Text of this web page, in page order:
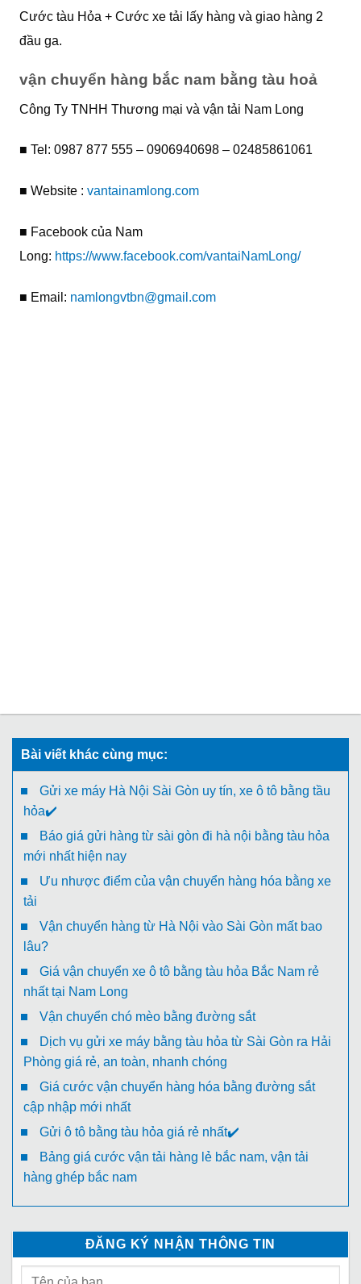
Cước tàu Hỏa + Cước xe tải lấy hàng và giao hàng 2
đầu ga.
vận chuyển hàng bắc nam bằng tàu hoả
Công Ty TNHH Thương mại và vận tải Nam Long
■ Tel: 0987 877 555 – 0906940698 – 02485861061
■ Website : vantainamlong.com
■ Facebook của Nam
Long: https://www.facebook.com/vantaiNamLong/
■ Email: namlongvtbn@gmail.com
Bài viết khác cùng mục:
Gửi xe máy Hà Nội Sài Gòn uy tín, xe ô tô bằng tầu
hỏa✔️
Báo giá gửi hàng từ sài gòn đi hà nội bằng tàu hỏa
mới nhất hiện nay
Ưu nhược điểm của vận chuyển hàng hóa bằng xe
tải
Vận chuyển hàng từ Hà Nội vào Sài Gòn mất bao
lâu?
Giá vận chuyển xe ô tô bằng tàu hỏa Bắc Nam rẻ
nhất tại Nam Long
Vận chuyển chó mèo bằng đường sắt
Dịch vụ gửi xe máy bằng tàu hỏa từ Sài Gòn ra Hải
Phòng giá rẻ, an toàn, nhanh chóng
Giá cước vận chuyển hàng hóa bằng đường sắt
cập nhập mới nhất
Gửi ô tô bằng tàu hỏa giá rẻ nhất✔️
Bảng giá cước vận tải hàng lẻ bắc nam, vận tải
hàng ghép bắc nam
ĐĂNG KÝ NHẬN THÔNG TIN